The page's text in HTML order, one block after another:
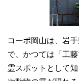
コーポ岡山は、岩
で、かつては「工
霊スポットとして